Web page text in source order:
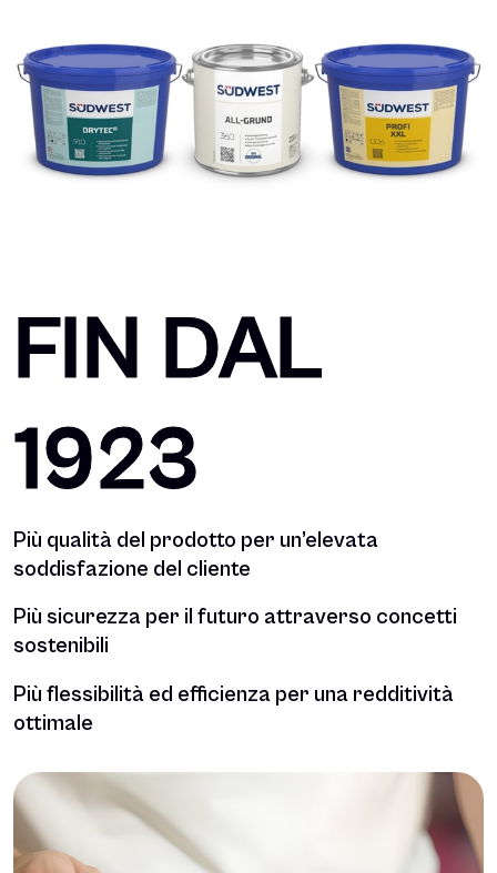
FIN DAL
1923
Più qualità del prodotto per un’elevata
soddisfazione del cliente
Più sicurezza per il futuro attraverso concetti
sostenibili
Più flessibilità ed efficienza per una redditività
ottimale